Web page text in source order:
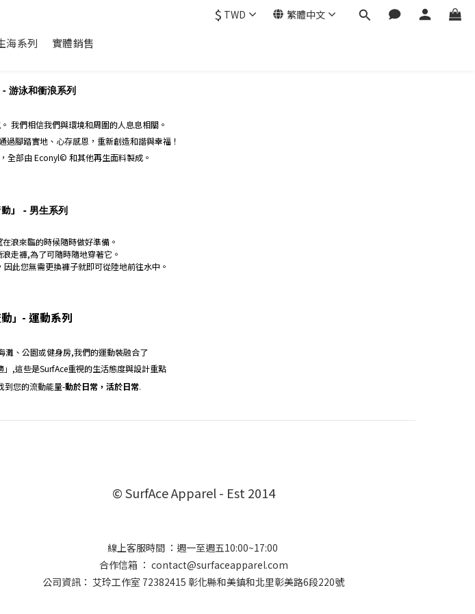
$ TWD 繁體中文
海系列 實體銷售
- 游泳和衝浪系列
我們相信我們與環境和周圍的人息息相關。
過腳踏實地、心存感恩，重新創造和諧與幸福！
全部由 Econyl© 和其他再生面料製成。
」 - 男生系列
浪來臨的時候隨時做好準備。
浪走褲,為了可隨時隨地穿著它。
此您無需更換褲子就即可從陸地前往水中。
」 - 運動系列
灘、公園或健身房,我們的運動裝融合了
」,這些是SurfAce重視的生活態度與設計重點
到您的流動能量-動於日常，活於日常.
© SurfAce Apparel - Est 2014
線上客服時間 ：週一至週五10:00~17:00
合作信箱 ： contact@surfaceapparel.com
公司資訊： 艾玲工作室 72382415 彰化縣和美鎮和北里彰美路6段220號